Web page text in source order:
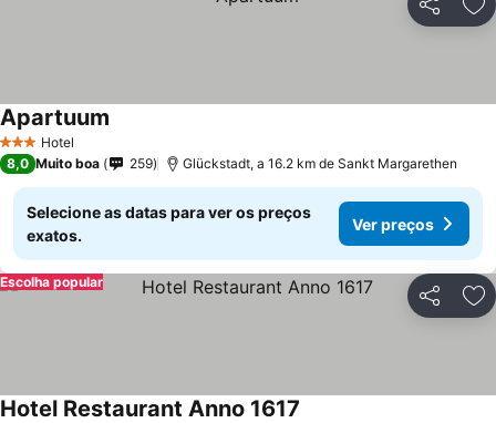
Partilhar
3 EstrelasHotel
Apartuum
8,0 Muito boa 259 Glückstadt, a 16.2 km de Sankt Margarethen
Selecione as datas para ver os preços
exatos.
Ver preços
Partilhar
Escolha popular
Hotel Restaurant Anno 1617